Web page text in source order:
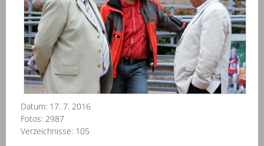
Datum: 17. 7. 2016
Fotos: 2987
Verzeichnisse: 105